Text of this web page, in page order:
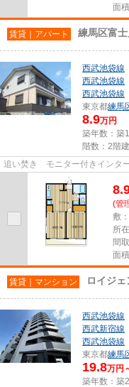
面
賃貸｜アパート 練馬区富
西武池袋線
西武池袋線
西武池袋線
東京都練馬
8.9万円
築年数：築
階数：2階建
追い焚き モニター付きインタ
(管
敷
所
間
面
賃貸｜マンション ロイジ
西武池袋線
西武新宿線
西武池袋線
東京都練馬
19.8万円
築年数：築